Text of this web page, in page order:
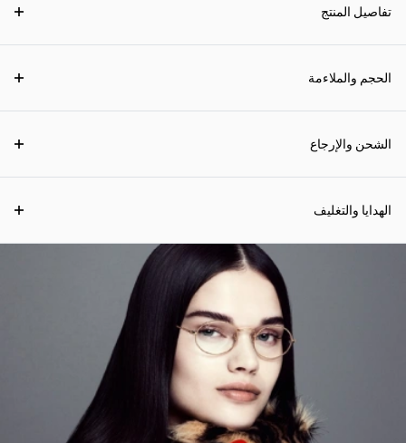
تفاصيل المنتج
الحجم والملاءمة
الشحن والإرجاع
الهدايا والتغليف